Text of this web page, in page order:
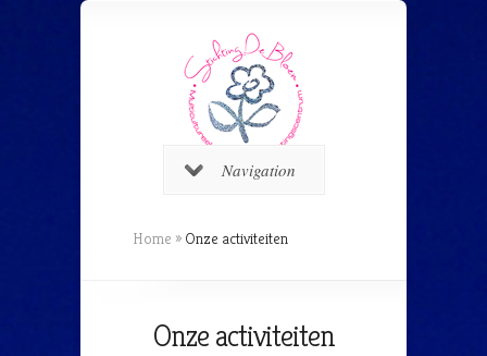
Navigation
Home » Onze activiteiten
Onze activiteiten